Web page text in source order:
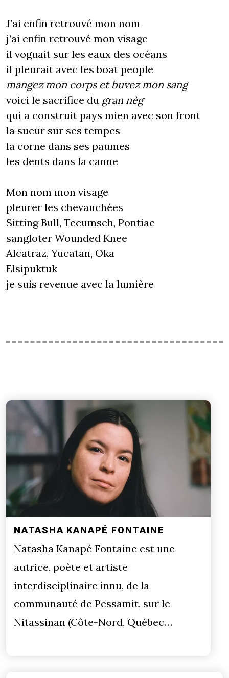
J’ai enfin retrouvé mon nom
j’ai enfin retrouvé mon visage
il voguait sur les eaux des océans
il pleurait avec les boat people
mangez mon corps et buvez mon sang
voici le sacrifice du gran nèg
qui a construit pays mien avec son front
la sueur sur ses tempes
la corne dans ses paumes
les dents dans la canne
Mon nom mon visage
pleurer les chevauchées
Sitting Bull, Tecumseh, Pontiac
sangloter Wounded Knee
Alcatraz, Yucatan, Oka
Elsipuktuk
je suis revenue avec la lumière
NATASHA KANAPÉ FONTAINE
Natasha Kanapé Fontaine est une
autrice, poète et artiste
interdisciplinaire innu, de la
communauté de Pessamit, sur le
Nitassinan (Côte-Nord, Québec…